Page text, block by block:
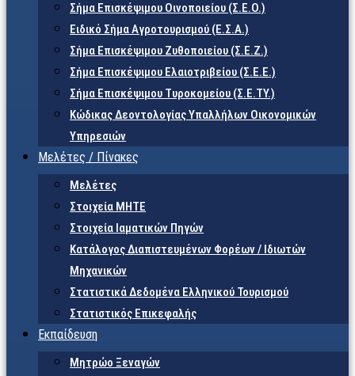
Σήμα Επισκέψιμου Οινοποιείου (Σ.Ε.Ο.)
Ειδικό Σήμα Αγροτουρισμού (Ε.Σ.Α.)
Σήμα Επισκέψιμου Ζυθοποιείου (Σ.Ε.Ζ.)
Σήμα Επισκέψιμου Ελαιοτριβείου (Σ.Ε.Ε.)
Σήμα Επισκέψιμου Τυροκομείου (Σ.Ε.TY.)
Κώδικας Δεοντολογίας Υπαλλήλων Οικονομικών
Υπηρεσιών
Μελέτες / Πίνακες
Μελέτες
Στοιχεία ΜΗΤΕ
Στοιχεία Ιαματικών Πηγών
Κατάλογος Διαπιστευμένων Φορέων / Ιδιωτών
Μηχανικών
Στατιστικά Δεδομένα Ελληνικού Τουρισμού
Στατιστικός Επικεφαλής
Εκπαίδευση
Μητρώο Ξεναγών